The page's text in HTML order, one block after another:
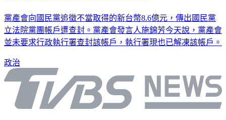
黨產會向國民黨追徵不當取得的新台幣8.6億元，傳出國民黨
立法院黨團帳戶遭查封。黨產會發言人施錦芳今天說，黨產會
並未要求行政執行署查封該帳戶，執行署現也已解凍該帳戶。
政治